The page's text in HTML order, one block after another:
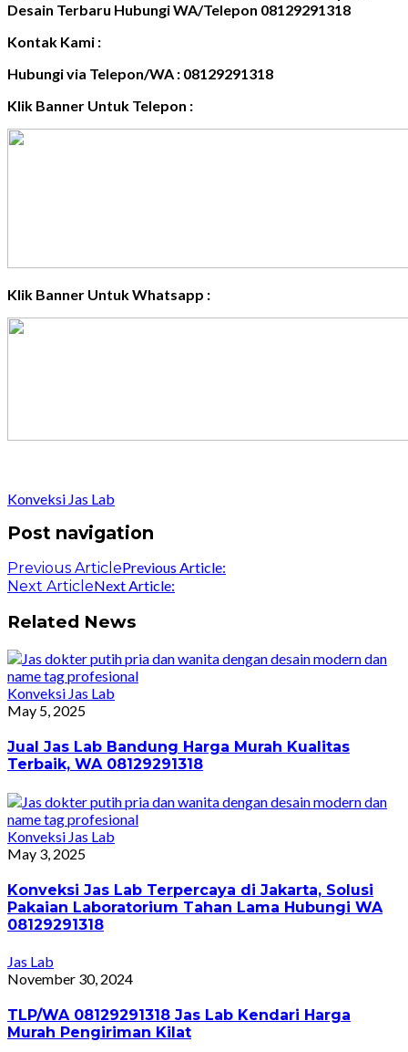
Desain Terbaru Hubungi WA/Telepon 08129291318
Kontak Kami :
Hubungi via Telepon/WA : 08129291318
Klik Banner Untuk Telepon :
Klik Banner Untuk Whatsapp :
Konveksi Jas Lab
Post navigation
Previous ArticlePrevious Article:
Next ArticleNext Article:
Related News
Konveksi Jas Lab
May 5, 2025
Jual Jas Lab Bandung Harga Murah Kualitas
Terbaik, WA 08129291318
Konveksi Jas Lab
May 3, 2025
Konveksi Jas Lab Terpercaya di Jakarta, Solusi
Pakaian Laboratorium Tahan Lama Hubungi WA
08129291318
Jas Lab
November 30, 2024
TLP/WA 08129291318 Jas Lab Kendari Harga
Murah Pengiriman Kilat